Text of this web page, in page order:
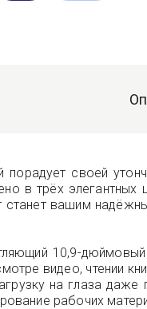
своей
в трёх
станет вашим
10,9-
видео, чтении
на глаза
рабочих